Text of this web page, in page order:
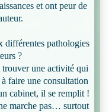
et ont peur de
différentes pathologies
?
trouver une activité qui
faire une consultation
cabinet, il se remplit !
marche pas… surtout